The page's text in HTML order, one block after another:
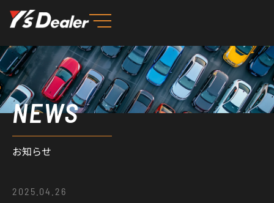
を
ス
キ
ッ
プ NEWS
お知らせ
2025.04.26